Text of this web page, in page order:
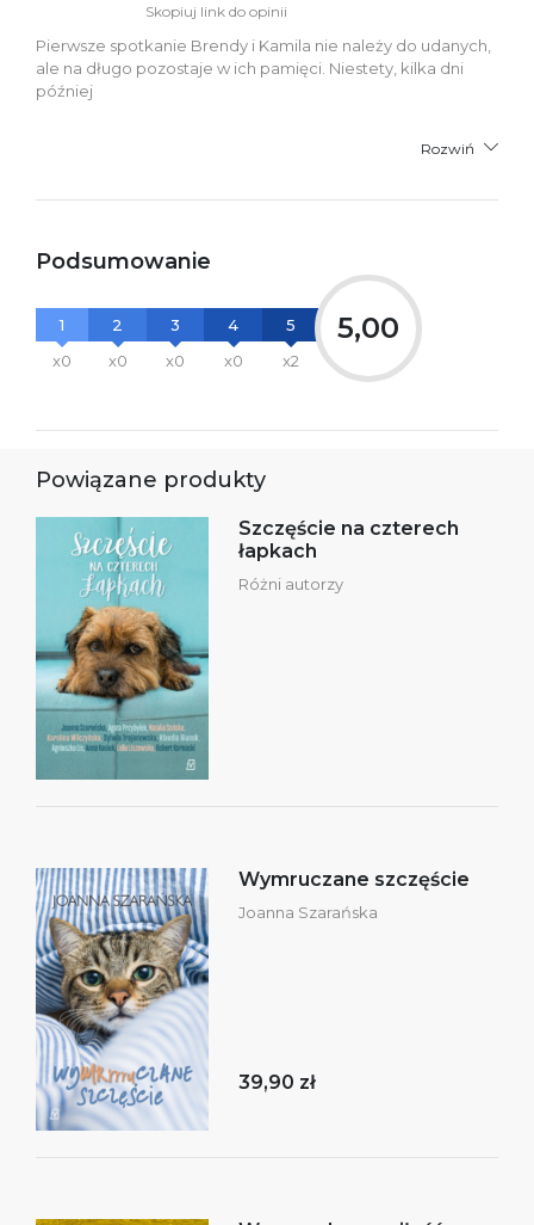
Skopiuj link do opinii
Pierwsze spotkanie Brendy i Kamila nie należy do udanych,
ale na długo pozostaje w ich pamięci. Niestety, kilka dni
później
Rozwiń
Podsumowanie
1
x0
2
x0
3
x0
4
x0
5
x2
5,00
Powiązane produkty
Szczęście na czterech
łapkach
Różni autorzy
Wymruczane szczęście
Joanna Szarańska
39,90 zł